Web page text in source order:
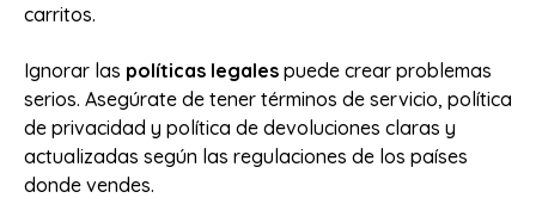
carritos.
Ignorar las políticas legales puede crear problemas
serios. Asegúrate de tener términos de servicio, política
de privacidad y política de devoluciones claras y
actualizadas según las regulaciones de los países
donde vendes.